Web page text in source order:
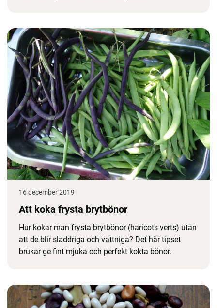
16 december 2019
Att koka frysta brytbönor
Hur kokar man frysta brytbönor (haricots verts) utan
att de blir sladdriga och vattniga? Det här tipset
brukar ge fint mjuka och perfekt kokta bönor.